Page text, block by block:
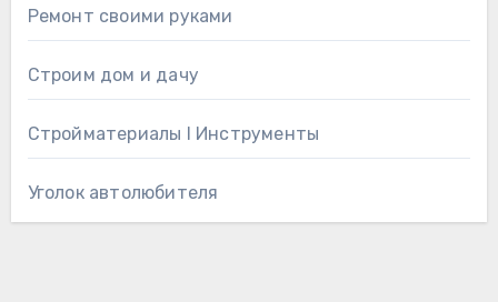
Ремонт своими руками
Строим дом и дачу
Стройматериалы l Инструменты
Уголок автолюбителя